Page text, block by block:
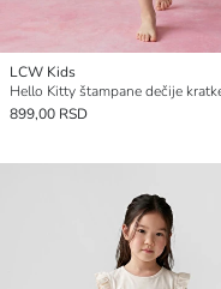
LCW Kids
899,00 RSD